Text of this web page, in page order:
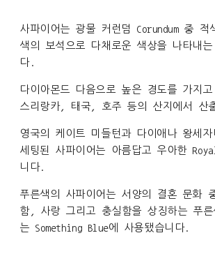
사파이어는 광물 커런덤 Corundum 중 적
색의 보석으로 다채로운 색상을 나타내는
다.
다이아몬드 다음으로 높은 경도를 가지
스리랑카, 태국, 호주 등의 산지에서 산
영국의 케이트 미들턴과 다이애나 왕세자
세팅된 사파이어는 아름답고 우아한
니다.
푸른색의 사파이어는 서양의 결혼 문화
함, 사랑 그리고 충실함을 상징하는 푸른
는 Something Blue에 사용됐습니다.